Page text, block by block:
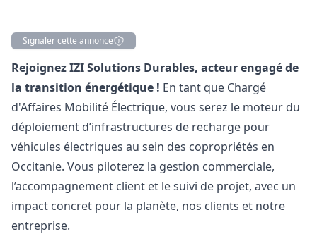
Signaler cette annonce
Description
Rejoignez IZI Solutions Durables, acteur engagé de
la transition énergétique ! En tant que Chargé
d'Affaires Mobilité Électrique, vous serez le moteur du
déploiement d’infrastructures de recharge pour
véhicules électriques au sein des copropriétés en
Occitanie. Vous piloterez la gestion commerciale,
l’accompagnement client et le suivi de projet, avec un
impact concret pour la planète, nos clients et notre
entreprise.